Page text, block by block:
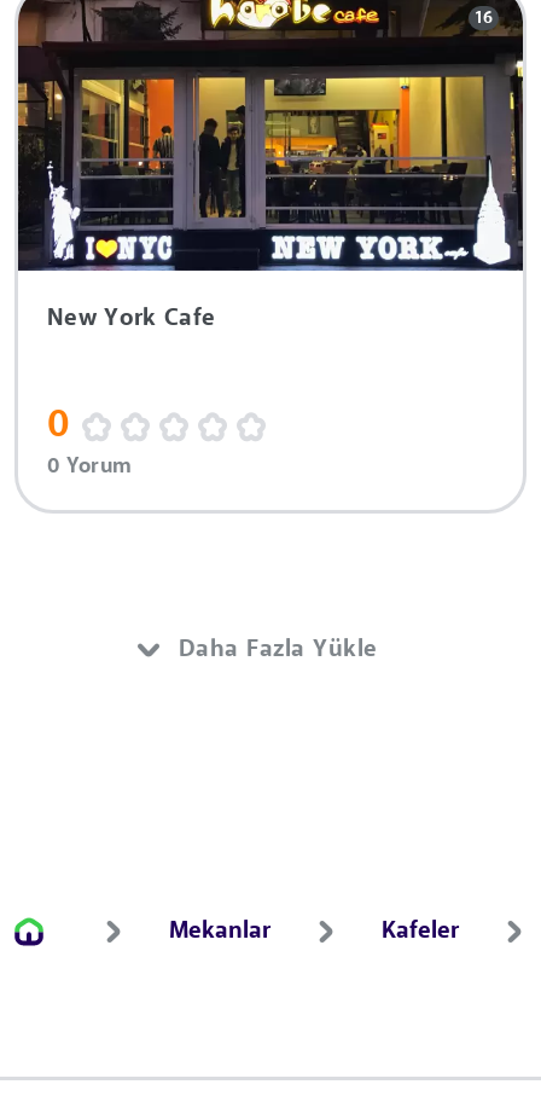
16
New York Cafe
0
0 Yorum
Daha Fazla Yükle
Mekanlar Kafeler